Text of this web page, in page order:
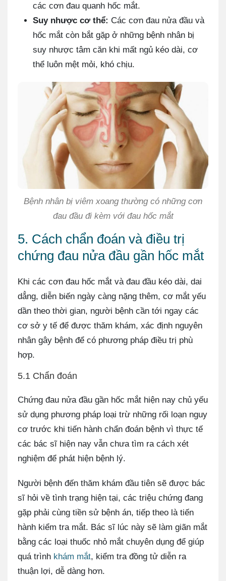
các cơn đau quanh hốc mắt.
Suy nhược cơ thể: Các cơn đau nửa đầu và
hốc mắt còn bắt gặp ở những bệnh nhân bị
suy nhược tâm căn khi mất ngủ kéo dài, cơ
thể luôn mệt mỏi, khó chịu.
Bệnh nhân bị viêm xoang thường có những cơn
đau đầu đi kèm với đau hốc mắt
5. Cách chẩn đoán và điều trị
chứng đau nửa đầu gần hốc mắt
Khi các cơn đau hốc mắt và đau đầu kéo dài, dai
dẳng, diễn biến ngày càng nặng thêm, cơ mắt yếu
dần theo thời gian, người bệnh cần tới ngay các
cơ sở y tế để được thăm khám, xác định nguyên
nhân gây bệnh để có phương pháp điều trị phù
hợp.
5.1 Chẩn đoán
Chứng đau nửa đầu gần hốc mắt hiện nay chủ yếu
sử dụng phương pháp loại trừ những rối loạn nguy
cơ trước khi tiến hành chẩn đoán bệnh vì thực tế
các bác sĩ hiện nay vẫn chưa tìm ra cách xét
nghiệm để phát hiện bệnh lý.
Người bệnh đến thăm khám đầu tiên sẽ được bác
sĩ hỏi về tình trạng hiện tại, các triệu chứng đang
gặp phải cùng tiền sử bệnh án, tiếp theo là tiến
hành kiểm tra mắt. Bác sĩ lúc này sẽ làm giãn mắt
bằng các loại thuốc nhỏ mắt chuyên dụng để giúp
quá trình khám mắt, kiểm tra đồng tử diễn ra
thuận lợi, dễ dàng hơn.